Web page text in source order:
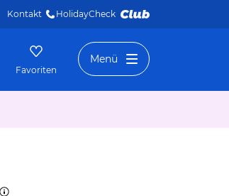
Kontakt HolidayCheck
Favoriten
Menü